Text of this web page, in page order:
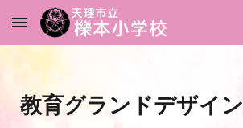
Skip to main content
教育グランドデザイン